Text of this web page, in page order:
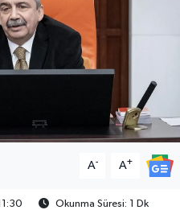
A- A+
Okunma Süresi: 1 Dk